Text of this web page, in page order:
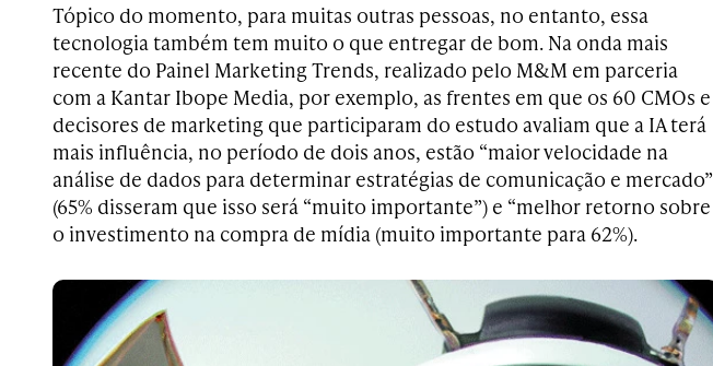
Tópico do momento, para muitas outras pessoas, no entanto, essa
tecnologia também tem muito o que entregar de bom. Na onda mais
recente do Painel Marketing Trends, realizado pelo M&M em parceria
com a Kantar Ibope Media, por exemplo, as frentes em que os 60 CMOs e
decisores de marketing que participaram do estudo avaliam que a IA terá
mais influência, no período de dois anos, estão “maior velocidade na
análise de dados para determinar estratégias de comunicação e mercado”
(65% disseram que isso será “muito importante”) e “melhor retorno sobre
o investimento na compra de mídia (muito importante para 62%).